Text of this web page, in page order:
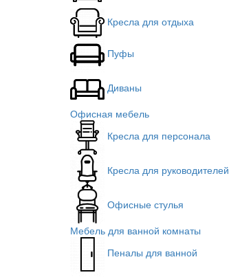
Кресла для отдыха
Пуфы
Диваны
Офисная мебель
Кресла для персонала
Кресла для руководителей
Офисные стулья
Мебель для ванной комнаты
Пеналы для ванной